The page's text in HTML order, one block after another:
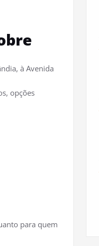
à Avenida
opções
para quem